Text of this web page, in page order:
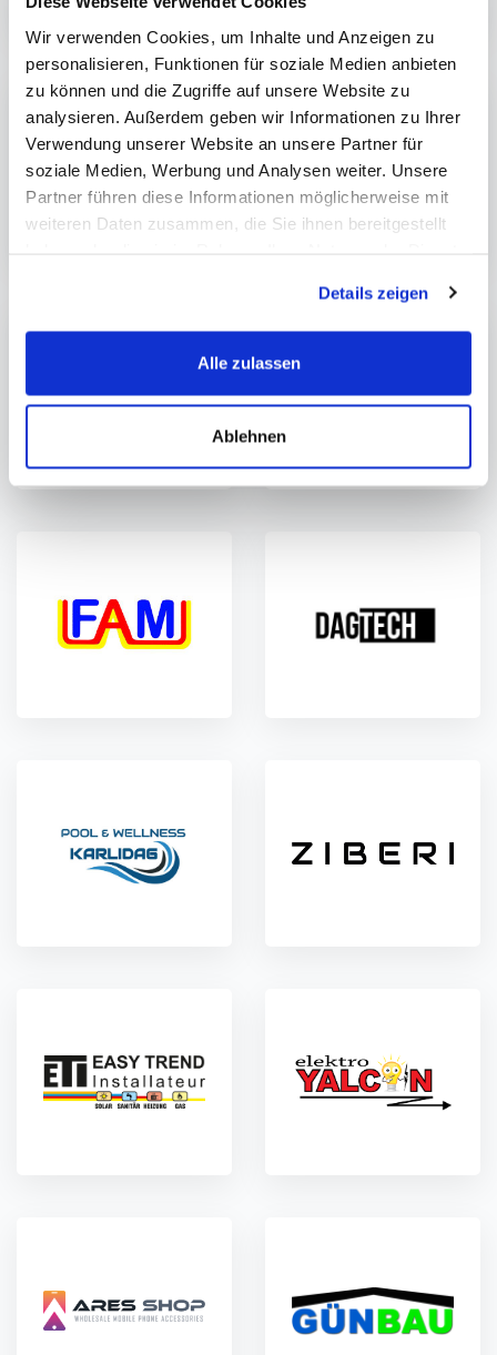
Wir verwenden Cookies, um Inhalte und Anzeigen zu
personalisieren, Funktionen für soziale Medien anbieten
zu können und die Zugriffe auf unsere Website zu
analysieren. Außerdem geben wir Informationen zu Ihrer
Verwendung unserer Website an unsere Partner für
soziale Medien, Werbung und Analysen weiter. Unsere
Partner führen diese Informationen möglicherweise mit
weiteren Daten zusammen, die Sie ihnen bereitgestellt
Details zeigen
Alle zulassen
Ablehnen